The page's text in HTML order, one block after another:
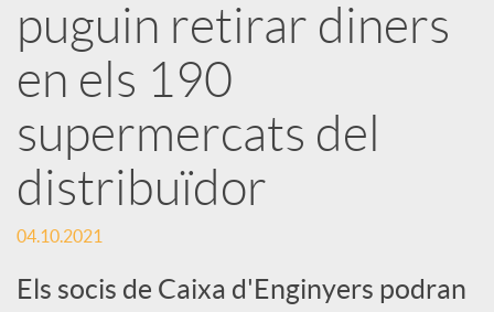
S
o
c
i
puguin retirar diners
en els 190
supermercats del
distribuïdor
04.10.2021
Els socis de Caixa d'Enginyers podran